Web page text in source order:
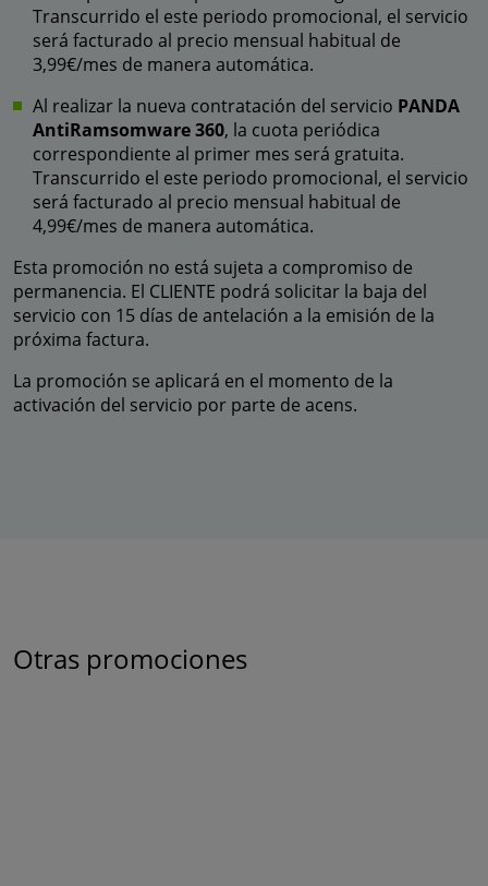
Transcurrido el este periodo promocional, el servicio
será facturado al precio mensual habitual de
3,99€/mes de manera automática.
Al realizar la nueva contratación del servicio PANDA
AntiRamsomware 360, la cuota periódica
correspondiente al primer mes será gratuita.
Transcurrido el este periodo promocional, el servicio
será facturado al precio mensual habitual de
4,99€/mes de manera automática.
Esta promoción no está sujeta a compromiso de
permanencia. El CLIENTE podrá solicitar la baja del
servicio con 15 días de antelación a la emisión de la
próxima factura.
La promoción se aplicará en el momento de la
activación del servicio por parte de acens.
Otras promociones